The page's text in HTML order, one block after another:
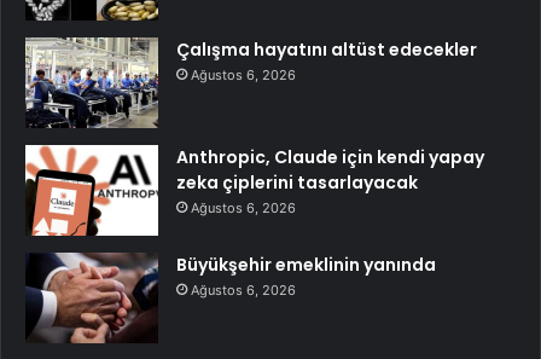
Çalışma hayatını altüst edecekler
Ağustos 6, 2026
Anthropic, Claude için kendi yapay
zeka çiplerini tasarlayacak
Ağustos 6, 2026
Büyükşehir emeklinin yanında
Ağustos 6, 2026